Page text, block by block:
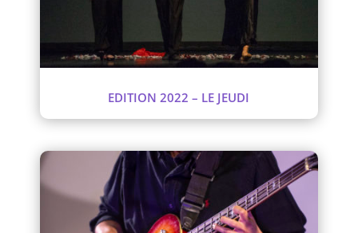
EDITION 2022 – LE JEUDI